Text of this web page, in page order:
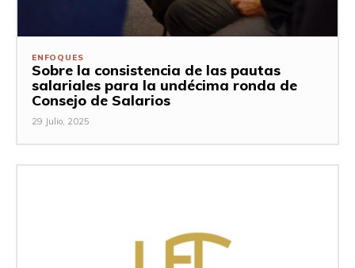
ENFOQUES
Sobre la consistencia de las pautas
salariales para la undécima ronda de
Consejo de Salarios
29 Julio, 2025